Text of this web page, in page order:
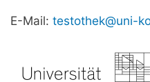
E-Mail: testothek@uni-